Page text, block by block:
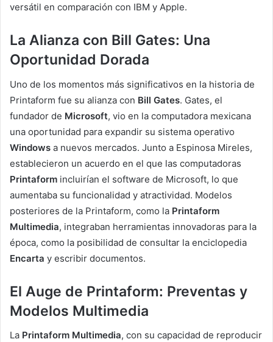
versátil en comparación con IBM y Apple.
La Alianza con Bill Gates: Una
Oportunidad Dorada
Uno de los momentos más significativos en la historia de
Printaform fue su alianza con Bill Gates. Gates, el
fundador de Microsoft, vio en la computadora mexicana
una oportunidad para expandir su sistema operativo
Windows a nuevos mercados. Junto a Espinosa Mireles,
establecieron un acuerdo en el que las computadoras
Printaform incluirían el software de Microsoft, lo que
aumentaba su funcionalidad y atractividad. Modelos
posteriores de la Printaform, como la Printaform
Multimedia, integraban herramientas innovadoras para la
época, como la posibilidad de consultar la enciclopedia
Encarta y escribir documentos.
El Auge de Printaform: Preventas y
Modelos Multimedia
La Printaform Multimedia, con su capacidad de reproducir